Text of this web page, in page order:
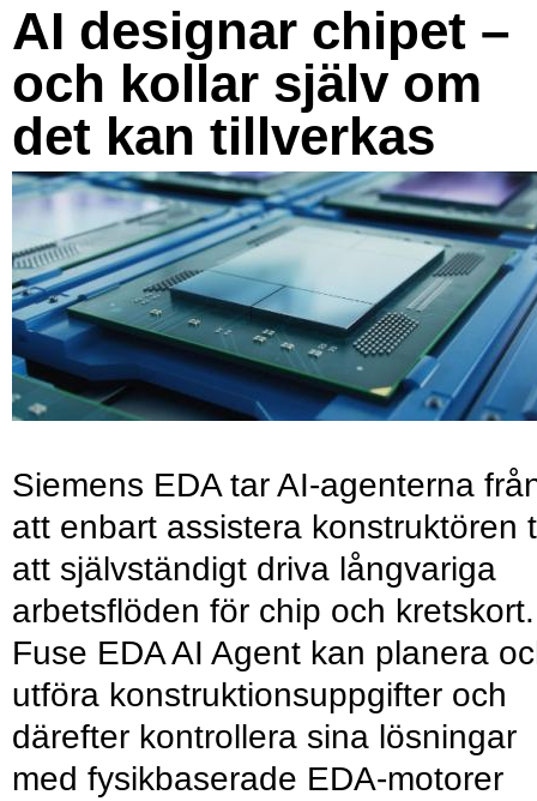
AI designar chipet –
och kollar själv om
det kan tillverkas
Siemens EDA tar AI-agenterna
att enbart assistera konstruktören
att självständigt driva långvariga
arbetsflöden för chip och kretskort.
Fuse EDA AI Agent kan planera
utföra konstruktionsuppgifter och
därefter kontrollera sina lösningar
med fysikbaserade EDA-motorer